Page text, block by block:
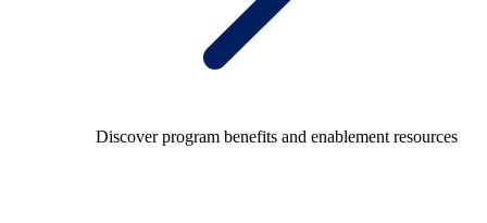
Discover program benefits and enablement resources